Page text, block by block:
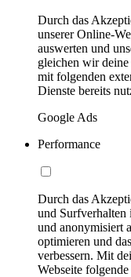
Durch das
unserer Online-
auswerten und
gleichen wir deine
mit folgenden
Dienste bereits
Google Ads
Performance
Durch das
und Surfverhalten
und anonymisiert
optimieren und
verbessern. Mit
Webseite